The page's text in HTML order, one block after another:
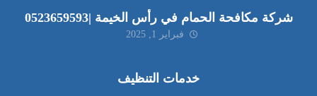
شركة مكافحة الحمام في رأس الخيمة |0523659593
فبراير 1, 2025
خدمات التنظيف